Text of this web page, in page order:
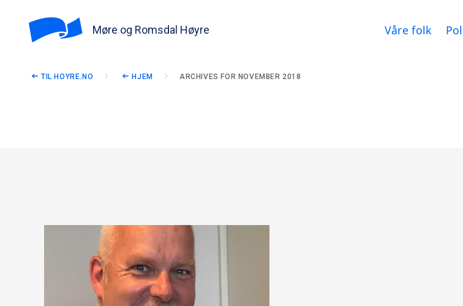
Møre og Romsdal Høyre Våre folk
TIL HOYRE.NO HJEM ARCHIVES FOR NOVEMBER 2018